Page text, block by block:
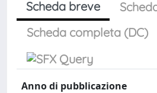
Scheda breve
Scheda completa (DC)
Anno di pubblicazione